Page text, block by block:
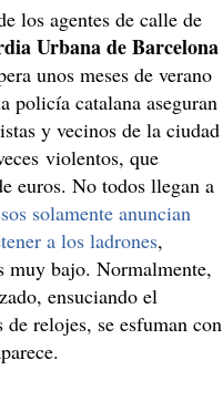
los agentes de calle de
Urbana de Barcelona
unos meses de verano
policía catalana aseguran
y vecinos de la ciudad
violentos, que
euros. No todos llegan a
solamente anuncian
a los ladrones,
muy bajo. Normalmente,
ensuciando el
de relojes, se esfuman con